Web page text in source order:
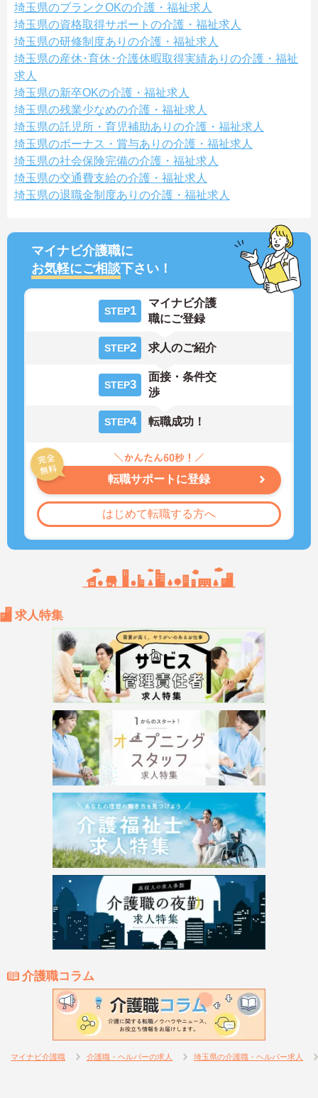
埼玉県のブランクOKの介護・福祉求人
埼玉県の資格取得サポートの介護・福祉求人
埼玉県の研修制度ありの介護・福祉求人
埼玉県の産休･育休･介護休暇取得実績ありの介護・福祉
求人
埼玉県の新卒OKの介護・福祉求人
埼玉県の残業少なめの介護・福祉求人
埼玉県の託児所・育児補助ありの介護・福祉求人
埼玉県のボーナス・賞与ありの介護・福祉求人
埼玉県の社会保険完備の介護・福祉求人
埼玉県の交通費支給の介護・福祉求人
埼玉県の退職金制度ありの介護・福祉求人
マイナビ介護職に
お気軽にご相談下さい！
STEP1
マイナビ介護
職にご登録
STEP2 求人のご紹介
STEP3
面接・条件交
渉
STEP4 転職成功！
転職サポートに登録
はじめて転職する方へ
求人特集
介護職コラム
マイナビ介護職 介護職・ヘルパーの求人 埼玉県の介護職・ヘルパー求人